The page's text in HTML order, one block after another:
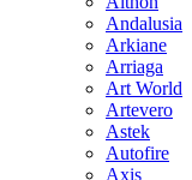
Andalusia
Arkiane
Arriaga
Art World
Artevero
Astek
Autofire
Axis